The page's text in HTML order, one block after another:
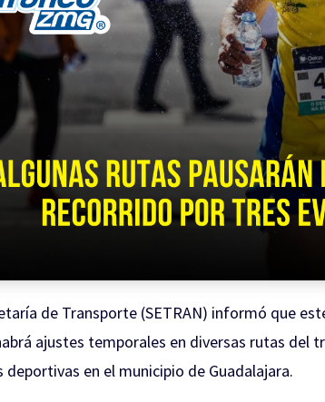
de Transporte (SETRAN) informó que
ajustes temporales en diversas rutas del
deportivas en el municipio de Guadalajara.